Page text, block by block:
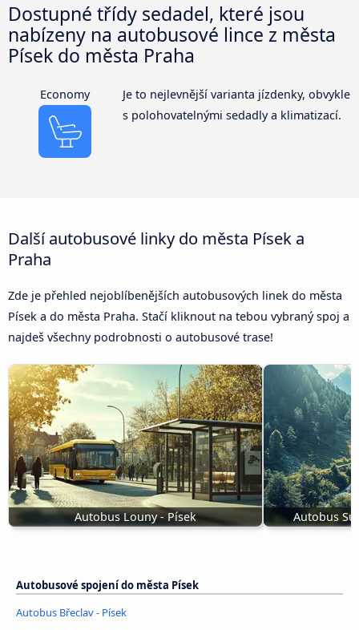
Dostupné třídy sedadel, které jsou
nabízeny na autobusové lince z města
Písek do města Praha
Economy
Je to nejlevnější varianta jízdenky, obvykle
s polohovatelnými sedadly a klimatizací.
Další autobusové linky do města Písek a
Praha
Zde je přehled nejoblíbenějších autobusových linek do města
Písek a do města Praha. Stačí kliknout na tebou vybraný spoj a
najdeš všechny podrobnosti o autobusové trase!
Autobus Louny - Písek Autobus
Autobusové spojení do města Písek
Autobus Břeclav - Písek